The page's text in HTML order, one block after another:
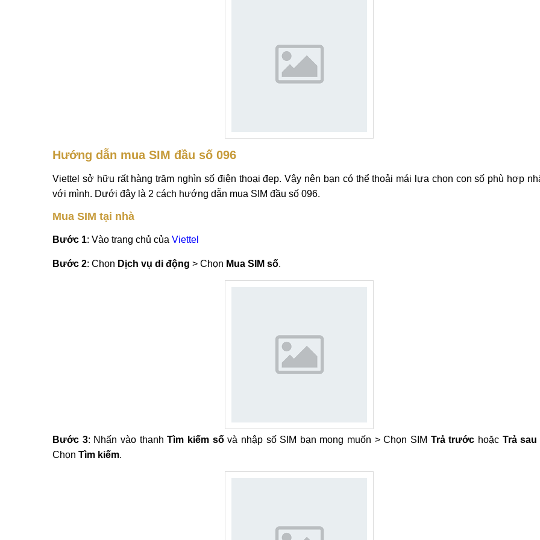
Hướng dẫn mua SIM đầu số 096
Viettel sở hữu rất hàng trăm nghìn số điện thoại đẹp. Vậy nên bạn có thể thoải mái lựa chọn con số phù hợp
với mình. Dưới đây là 2 cách hướng dẫn mua SIM đầu số 096.
Mua SIM tại nhà
Bước 1: Vào trang chủ của Viettel
Bước 2: Chọn Dịch vụ di động > Chọn Mua SIM số.
Bước 3: Nhấn vào thanhTìm kiếm sốvà nhập số SIM bạn mong muốn > Chọn SIM Trả trước hoặc Trả sau
Chọn Tìm kiếm.